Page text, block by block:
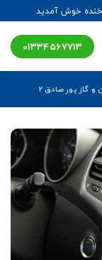
خوش آمدید
01334567713
گاز پور صادق ۲